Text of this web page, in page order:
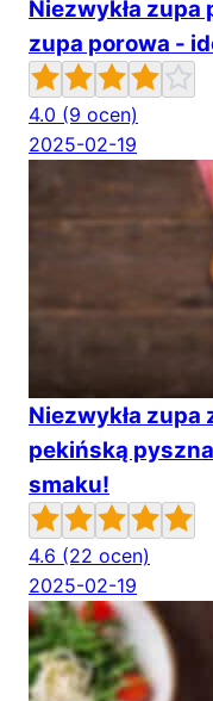
Niezwykła
zupa porowa -
4.0 (9 ocen)
2025-02-19
Niezwykła zupa
pekińską
smaku!
4.6 (22 ocen)
2025-02-19